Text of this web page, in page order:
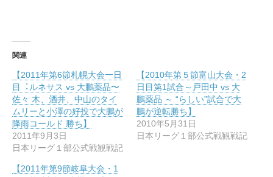
ィ
ン
ド
ウ
で
開
き
ま
す
)
く
だ
さ
い
(
新
し
い
ウ
ィ
ン
ウ
で
関連
【2011年第6節札幌⼤会⼀⽇
⽬︓ルネサス vs ⼤鵬薬品〜
佐々 ⽊、酒井、中⼭のタイ
ムリーと⼩澤の好投で⼤鵬が
降⾬コールド 勝ち】
2011年9月3日
日本リーグ１部公式戦観戦記
【2010年第５節富山大会・2
日目第1試合～戸田中 vs 大
鵬薬品 ～ “らしい”試合で大
鵬が逆転勝ち】
2010年5月31日
日本リーグ１部公式戦観戦記
【2011年第9節岐⾩⼤会・1